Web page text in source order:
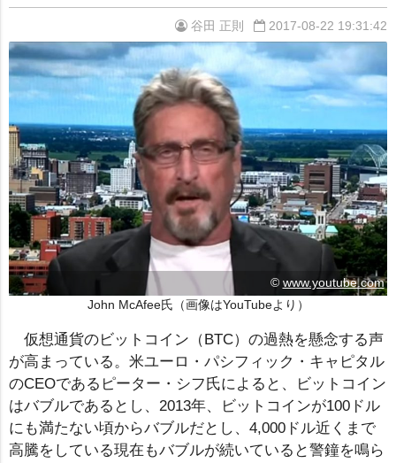
谷田 正則 2017-08-22 19:31:42
© www.youtube.com
John McAfee氏（画像はYouTubeより）
仮想通貨のビットコイン（BTC）の過熱を懸念する声
が高まっている。米ユーロ・パシフィック・キャピタル
のCEOであるピーター・シフ氏によると、ビットコイン
はバブルであるとし、2013年、ビットコインが100ドル
にも満たない頃からバブルだとし、4,000ドル近くまで
高騰をしている現在もバブルが続いていると警鐘を鳴ら